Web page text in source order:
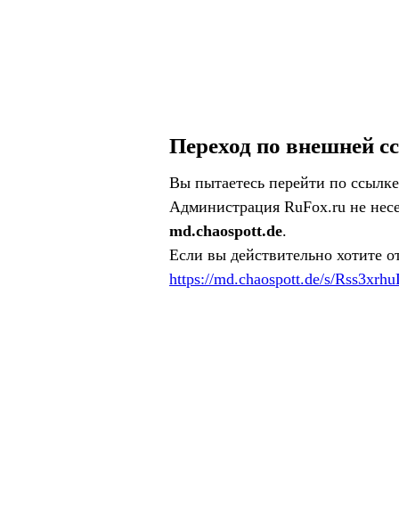
Переход по внешней
Вы пытаетесь перейти по
Администрация RuFox.ru не
md.chaospott.de.
Если вы действительно хотите
https://md.chaospott.de/s/